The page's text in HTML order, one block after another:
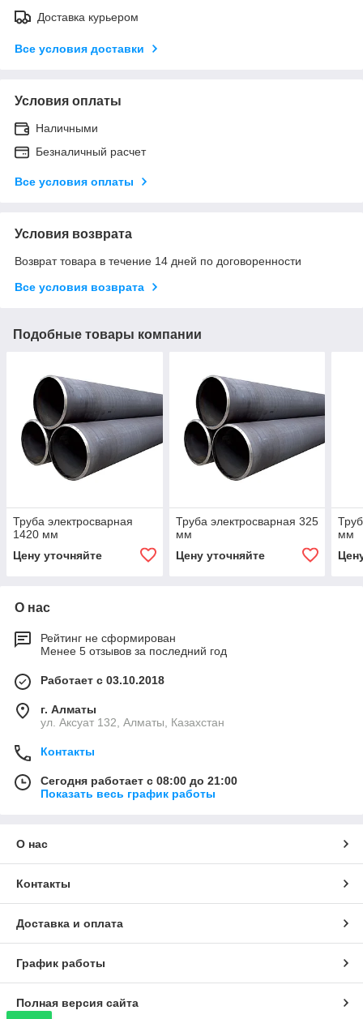
Доставка курьером
Все условия доставки
Условия оплаты
Наличными
Безналичный расчет
Все условия оплаты
Условия возврата
Возврат товара в течение 14 дней по договоренности
Все условия возврата
Подобные товары компании
Труба электросварная
1420 мм
Цену уточняйте
Труба электросварная 325
мм
Цену уточняйте
мм
О нас
Рейтинг не сформирован
Менее 5 отзывов за последний год
Работает с 03.10.2018
г. Алматы
ул. Аксуат 132, Алматы, Казахстан
Контакты
Сегодня работает с 08:00 до 21:00
Показать весь график работы
О нас
Контакты
Доставка и оплата
График работы
Полная версия сайта